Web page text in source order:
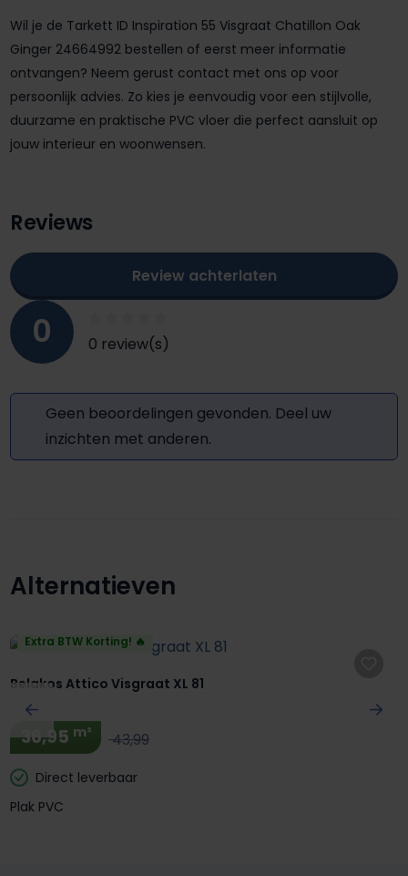
Wil je de Tarkett ID Inspiration 55 Visgraat Chatillon Oak
Ginger 24664992 bestellen of eerst meer informatie
ontvangen? Neem gerust contact met ons op voor
persoonlijk advies. Zo kies je eenvoudig voor een stijlvolle,
duurzame en praktische PVC vloer die perfect aansluit op
jouw interieur en woonwensen.
Reviews
0 0 review(s)
Review achterlaten
Geen beoordelingen gevonden. Deel uw
inzichten met anderen.
Productgalerij overslaan
Alternatieven
Extra BTW Korting! 🔥
Belakos Attico Visgraat XL 81
36,95 m² 43,99
Direct leverbaar
Plak PVC